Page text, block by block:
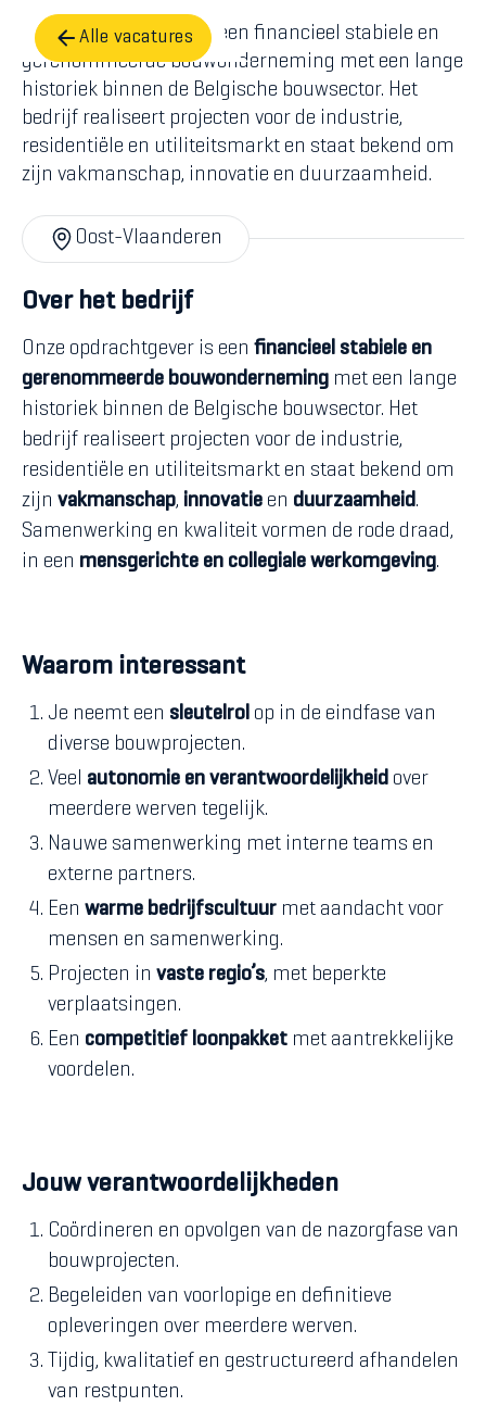
Alle vacatures
Onze opdrachtgever is een financieel stabiele en
gerenommeerde bouwonderneming met een lange
historiek binnen de Belgische bouwsector. Het
bedrijf realiseert projecten voor de industrie,
residentiële en utiliteitsmarkt en staat bekend om
zijn vakmanschap, innovatie en duurzaamheid.
Oost-Vlaanderen
Over het bedrijf
Onze opdrachtgever is een financieel stabiele en
gerenommeerde bouwonderneming met een lange
historiek binnen de Belgische bouwsector. Het
bedrijf realiseert projecten voor de industrie,
residentiële en utiliteitsmarkt en staat bekend om
zijn vakmanschap, innovatie en duurzaamheid.
Samenwerking en kwaliteit vormen de rode draad,
in een mensgerichte en collegiale werkomgeving.
Waarom interessant
Je neemt een sleutelrol op in de eindfase van
diverse bouwprojecten.
Veel autonomie en verantwoordelijkheid over
meerdere werven tegelijk.
Nauwe samenwerking met interne teams en
externe partners.
Een warme bedrijfscultuur met aandacht voor
mensen en samenwerking.
Projecten in vaste regio’s, met beperkte
verplaatsingen.
Een competitief loonpakket met aantrekkelijke
voordelen.
Jouw verantwoordelijkheden
Coördineren en opvolgen van de nazorgfase van
bouwprojecten.
Begeleiden van voorlopige en definitieve
opleveringen over meerdere werven.
Tijdig, kwalitatief en gestructureerd afhandelen
van restpunten.